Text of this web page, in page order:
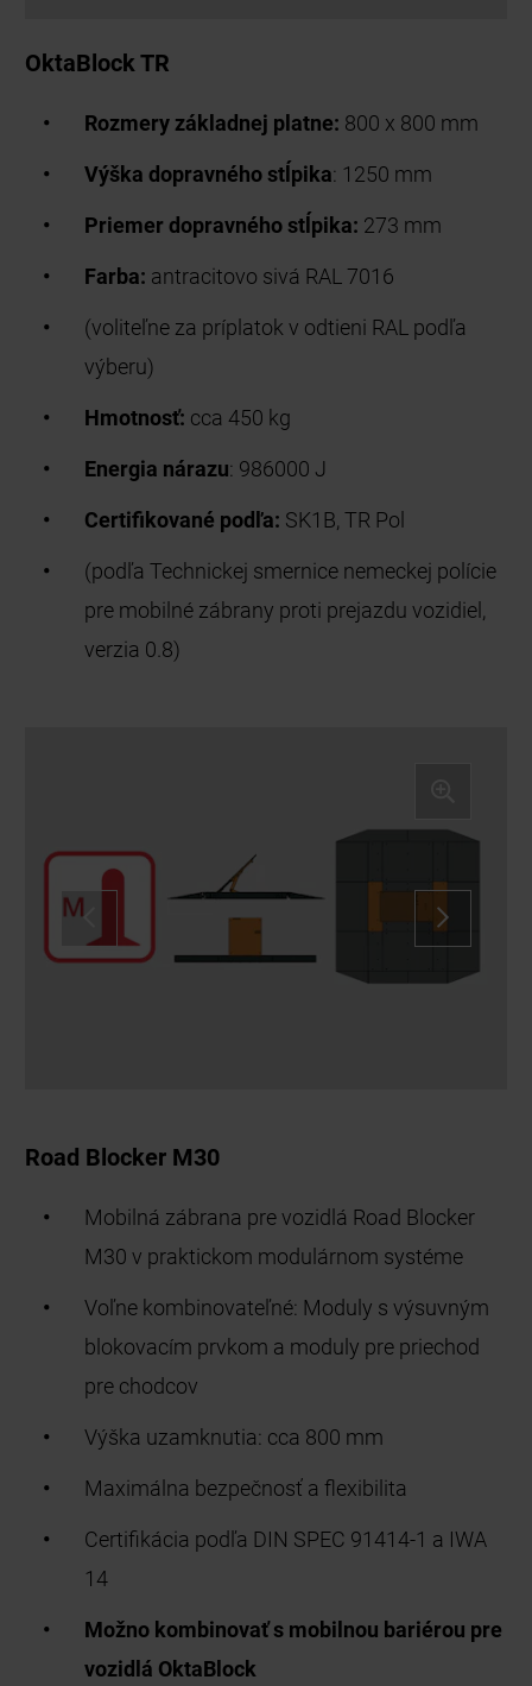
OktaBlock TR
Rozmery základnej platne: 800 x 800 mm
Výška dopravného stĺpika: 1250 mm
Priemer dopravného stĺpika: 273 mm
Farba: antracitovo sivá RAL 7016
(voliteľne za príplatok v odtieni RAL podľa
výberu)
Hmotnosť: cca 450 kg
Energia nárazu: 986000 J
Certifikované podľa: SK1B, TR Pol
(podľa Technickej smernice nemeckej polície
pre mobilné zábrany proti prejazdu vozidiel,
verzia 0.8)
Road Blocker M30
Mobilná zábrana pre vozidlá Road Blocker
M30 v praktickom modulárnom systéme
Voľne kombinovateľné: Moduly s výsuvným
blokovacím prvkom a moduly pre priechod
pre chodcov
Výška uzamknutia: cca 800 mm
Maximálna bezpečnosť a flexibilita
Certifikácia podľa DIN SPEC 91414-1 a IWA
14
Možno kombinovať s mobilnou bariérou pre
vozidlá OktaBlock